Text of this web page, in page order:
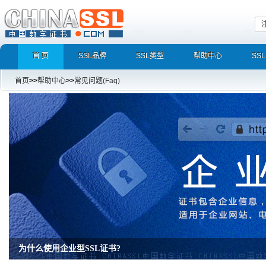
首 页 SSL品牌 SSL类型 帮助中心
首页>>帮助中心>>常见问题(Faq)
增强型证书EV SSL，完美支持地址栏显示中文企业名称